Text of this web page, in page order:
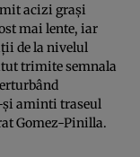
acizi graşi
mai lente, iar
de la nivelul
trimite semnala
şi aminti traseul
Gomez-Pinilla.